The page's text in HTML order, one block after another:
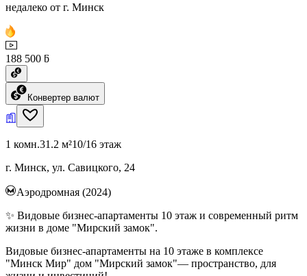
недалеко от г. Минск
188 500 ƃ
Конвертер валют
1 комн.31.2 м²10/16 этаж
г. Минск, ул. Савицкого, 24
Аэродромная (2024)
✨ Видовые бизнес-апартаменты 10 этаж и современный ритм
жизни в доме "Мирский замок".
Видовые бизнес-апартаменты на 10 этаже в комплексе
"Минск Мир" дом "Мирский замок"— пространство, для